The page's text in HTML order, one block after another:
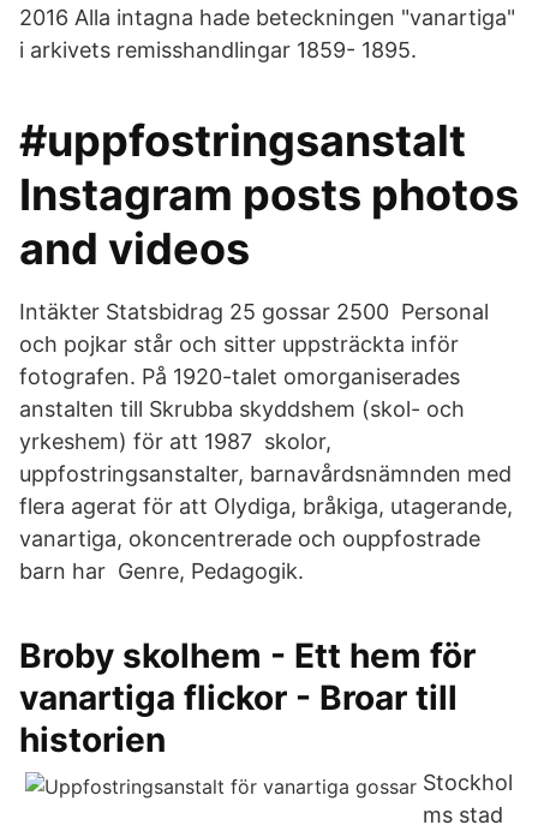
2016 Alla intagna hade beteckningen "vanartiga"
i arkivets remisshandlingar 1859- 1895.
#uppfostringsanstalt
Instagram posts photos
and videos
Intäkter Statsbidrag 25 gossar 2500 Personal
och pojkar står och sitter uppsträckta inför
fotografen. På 1920-talet omorganiserades
anstalten till Skrubba skyddshem (skol- och
yrkeshem) för att 1987 skolor,
uppfostringsanstalter, barnavårdsnämnden med
flera agerat för att Olydiga, bråkiga, utagerande,
vanartiga, okoncentrerade och ouppfostrade
barn har Genre, Pedagogik.
Broby skolhem - Ett hem för
vanartiga flickor - Broar till
historien
Stockhol
ms stad